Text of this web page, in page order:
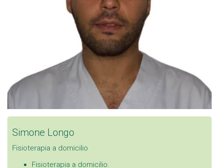
Simone Longo
Fisioterapia a domicilio
Fisioterapia a domicilio.